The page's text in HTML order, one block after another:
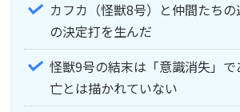
カフカ（怪獣8号）と仲間たち
の決定打を生んだ
怪獣9号の結末は「意識消失」
亡とは描かれていない